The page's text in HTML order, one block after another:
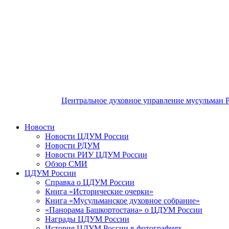
Центральное духовное управление мусульман
Новости
Новости ЦДУМ России
Новости РДУМ
Новости РИУ ЦДУМ России
Обзор СМИ
ЦДУМ России
Справка о ЦДУМ России
Книга «Исторические очерки»
Книга «Мусульманское духовное собрание»
«Панорама Башкортостана» о ЦДУМ России
Награды ЦДУМ России